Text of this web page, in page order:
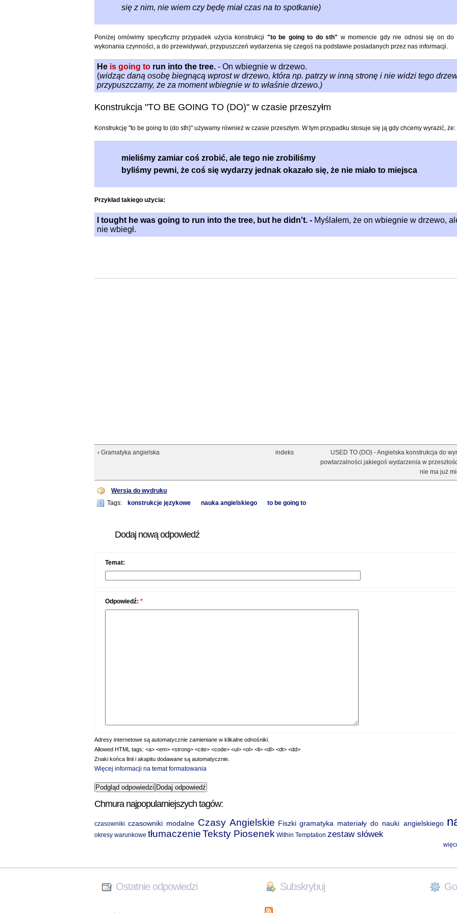
się z nim, nie wiem czy będę miał czas na to spotkanie)
Poniżej omówimy specyficzny przypadek użycia konstrukcji "to be going to do sth" w momencie gdy nie odnosi się on do
wykonania czynności, a do przewidywań, przypuszczeń wydarzenia się czegoś na podstawie posiadanych przez nas informacji.
He is going torun into the tree.- On wbiegnie w drzewo.
(widząc daną osobę biegnącą wprost w drzewo, która np. patrzy w inną stronę i nie widzi tego
przypuszczamy, że za moment wbiegnie w to właśnie drzewo.)
Konstrukcja "TO BE GOING TO (DO)" w czasie przeszyłm
Konstrukcję "to be going to (do sth)" używamy również w czasie przeszłym. W tym przypadku stosuje się ją gdy chcemy wyrazić, że:
mieliśmy zamiar coś zrobić, ale tego nie zrobiliśmy
byliśmy pewni, że coś się wydarzy jednak okazało się, że nie miało to miejsca
Przykład takiego użycia:
I tought he was going to run into the tree, but he didn't. -Myślałem, że on wbiegnie w drzewo,
nie wbiegł.
‹ Gramatyka angielska indeks
USED TO (DO) - Angielska konstrukcja do
powtarzalności jakiegoś wydarzenia w
nie ma już
Wersja do wydruku
Tags:
konstrukcje językowe nauka angielskiego to be going to
Dodaj nową odpowiedź
Temat:
Odpowiedź: *
Adresy internetowe są automatycznie zamieniane w klikalne odnośniki.
Allowed HTML tags: <a> <em> <strong> <cite> <code> <ul> <ol> <li> <dl> <dt> <dd>
Znaki końca linii i akapitu dodawane są automatycznie.
Więcej informacji na temat formatowania
Chmura najpopularniejszych tagów:
czasowniki czasowniki modalne Czasy Angielskie Fiszki gramatyka materiały do nauki angielskiego
okresy warunkowe tłumaczenieTeksty Piosenek Within Temptation zestaw słówek
Ostatnie odpowiedzi Subskrybuj